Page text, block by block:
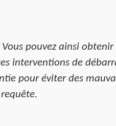
pouvez ainsi
interventions de
pour éviter des